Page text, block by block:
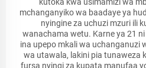
mchanganyiko wa baadaye ya
nyingine za uchuzi mzuri ili
wanachama wetu. Karne ya 21
ina upepo mkali wa uchanganuzi
wa utawala, lakini pia tunaweza
fursa nyingi za kupata manufaa